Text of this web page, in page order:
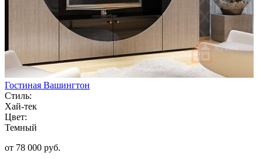
Гостиная Вашингтон
Стиль:
Хай-тек
Цвет:
Темный
от 78 000 руб.